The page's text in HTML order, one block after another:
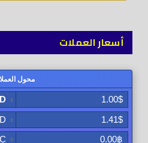
أسعار العملات